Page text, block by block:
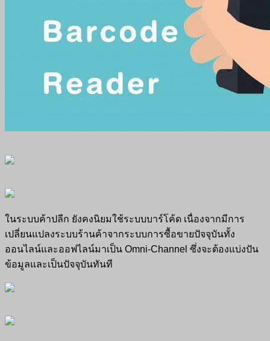
ในระบบค้าปลีก ยังคงนิยมใช้ระบบบาร์โค้ด เนื่องจากมีการ
เปลี่ยนแปลงระบบร้านค้าจากระบบการซื้อขายปัจจุบันทั้ง
ออนไลน์และออฟไลน์มาเป็น Omni-Channel ซึ่งจะต้องแบ่งปัน
ข้อมูลและเป็นปัจจุบันทันที